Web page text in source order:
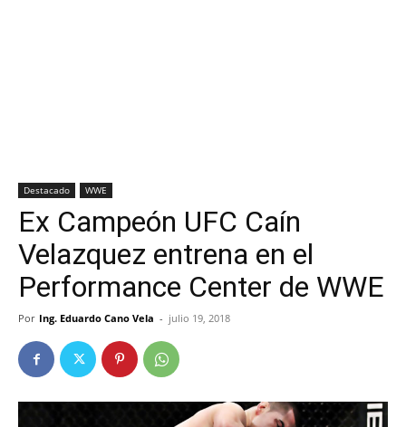
Destacado WWE
Ex Campeón UFC Caín
Velazquez entrena en el
Performance Center de WWE
Por Ing. Eduardo Cano Vela - julio 19, 2018